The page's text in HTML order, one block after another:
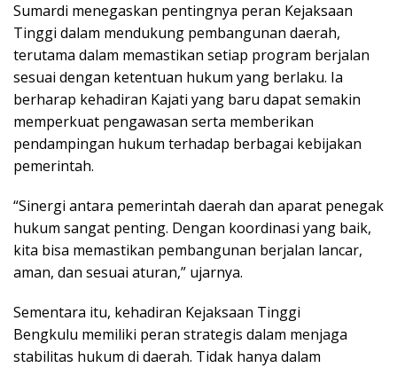
Sumardi menegaskan pentingnya peran Kejaksaan
Tinggi dalam mendukung pembangunan daerah,
terutama dalam memastikan setiap program berjalan
sesuai dengan ketentuan hukum yang berlaku. Ia
berharap kehadiran Kajati yang baru dapat semakin
memperkuat pengawasan serta memberikan
pendampingan hukum terhadap berbagai kebijakan
pemerintah.
“Sinergi antara pemerintah daerah dan aparat penegak
hukum sangat penting. Dengan koordinasi yang baik,
kita bisa memastikan pembangunan berjalan lancar,
aman, dan sesuai aturan,” ujarnya.
Sementara itu, kehadiran Kejaksaan Tinggi
Bengkulu memiliki peran strategis dalam menjaga
stabilitas hukum di daerah. Tidak hanya dalam